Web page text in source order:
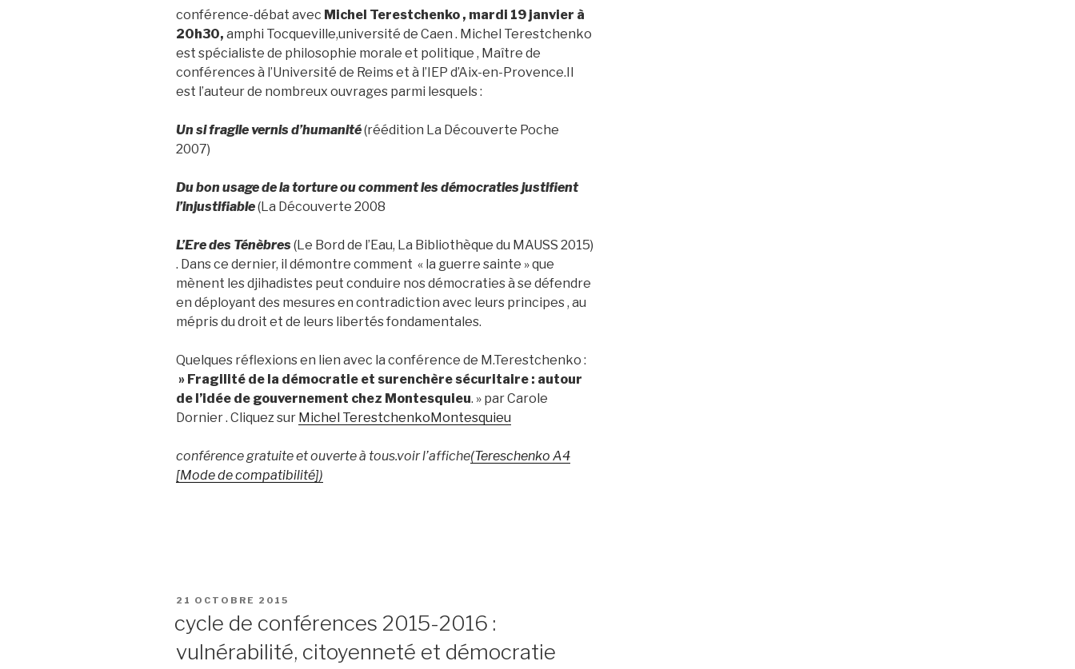
conférence-débat avec Michel Terestchenko , mardi 19 janvier à
20h30, amphi Tocqueville,université de Caen . Michel Terestchenko
est spécialiste de philosophie morale et politique , Maître de
conférences à l’Université de Reims et à l’IEP d’Aix-en-Provence.Il
est l’auteur de nombreux ouvrages parmi lesquels :
Un si fragile vernis d’humanité(réédition La Découverte Poche
2007)
Du bon usage de la torture ou comment les démocraties justifient
l’injustifiable(La Découverte 2008
L’Ere des Ténèbres (Le Bord de l’Eau, La Bibliothèque du MAUSS 2015)
. Dans ce dernier, il démontre comment « la guerre sainte » que
mènent les djihadistes peut conduire nos démocraties à se défendre
en déployant des mesures en contradiction avec leurs principes , au
mépris du droit et de leurs libertés fondamentales.
Quelques réflexions en lien avec la conférence de M.Terestchenko :
» Fragilité de la démocratie et surenchère sécuritaire : autour
de l’idée de gouvernement chez Montesquieu. » par Carole
Dornier . Cliquez sur Michel TerestchenkoMontesquieu
conférence gratuite et ouverte à tous.voir l’affiche(Tereschenko A4
[Mode de compatibilité])
PUBLIÉ
21 OCTOBRE 2015
cycle de conférences 2015-2016 :
vulnérabilité, citoyenneté et démocratie